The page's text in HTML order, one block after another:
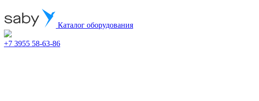
Каталог оборудования
+7 3955 58-63-86